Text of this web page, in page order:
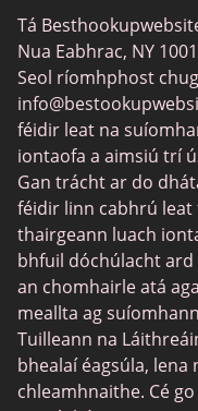
Together2Night
MyLOL
Swingtowns
Instabang
Tá
Nua Eabhrac, NY
Seol ríomhphost
féidir leat na
iontaofa a aimsiú trí
Gan trácht ar do
féidir linn cabhrú
thairgeann luach
bhfuil dóchúlacht
an chomhairle atá
meallta ag
Tuilleann na
bhealaí éagsúla,
chleamhnaithe. Cé